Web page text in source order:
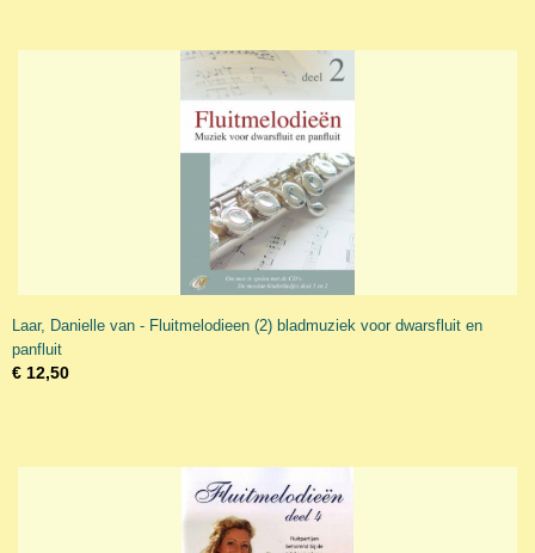
Laar, Danielle van - Fluitmelodieen (2) bladmuziek voor dwarsfluit en
panfluit
€ 12,50